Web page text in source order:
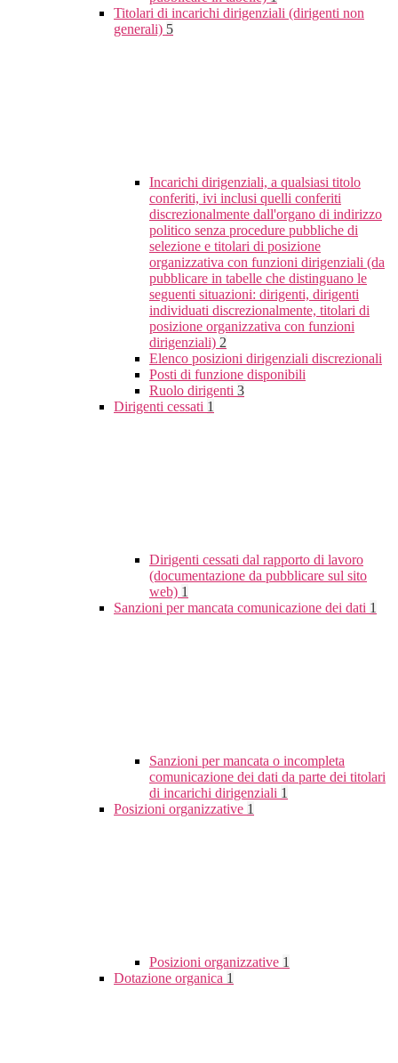
Titolari di incarichi dirigenziali (dirigenti non
generali) 5
Incarichi dirigenziali, a qualsiasi titolo
conferiti, ivi inclusi quelli conferiti
discrezionalmente dall'organo di indirizzo
politico senza procedure pubbliche di
selezione e titolari di posizione
organizzativa con funzioni dirigenziali (da
pubblicare in tabelle che distinguano le
seguenti situazioni: dirigenti, dirigenti
individuati discrezionalmente, titolari di
posizione organizzativa con funzioni
dirigenziali) 2
Elenco posizioni dirigenziali discrezionali
Posti di funzione disponibili
Ruolo dirigenti 3
Dirigenti cessati 1
Dirigenti cessati dal rapporto di lavoro
(documentazione da pubblicare sul sito
web) 1
Sanzioni per mancata comunicazione dei dati 1
Sanzioni per mancata o incompleta
comunicazione dei dati da parte dei titolari
di incarichi dirigenziali 1
Posizioni organizzative 1
Posizioni organizzative 1
Dotazione organica 1